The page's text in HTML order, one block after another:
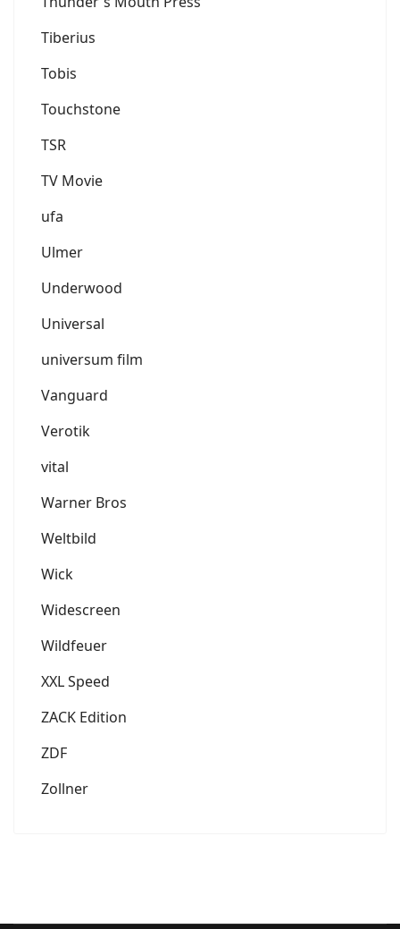
Tiberius
Tobis
Touchstone
TSR
TV Movie
ufa
Ulmer
Underwood
Universal
universum film
Vanguard
Verotik
vital
Warner Bros
Weltbild
Wick
Widescreen
Wildfeuer
XXL Speed
ZACK Edition
ZDF
Zollner